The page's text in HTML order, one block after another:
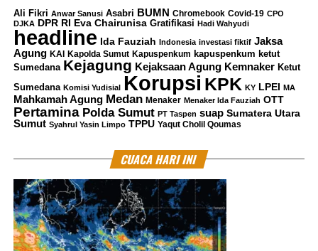
Ali Fikri Anwar Sanusi Asabri BUMN Chromebook Covid-19 CPO
DJKA
DPR RI Eva Chairunisa Gratifikasi Hadi Wahyudi
headline Ida Fauziah Indonesia investasi fiktif Jaksa
Agung KAI Kapolda Sumut Kapuspenkum kapuspenkum ketut
Sumedana Kejagung Kejaksaan Agung Kemnaker Ketut
Sumedana Komisi Yudisial Korupsi KPK KY LPEI MA
Mahkamah Agung Medan Menaker Menaker Ida Fauziah OTT
Pertamina Polda Sumut PT Taspen suap Sumatera Utara
Sumut Syahrul Yasin Limpo TPPU Yaqut Cholil Qoumas
CUACA HARI INI